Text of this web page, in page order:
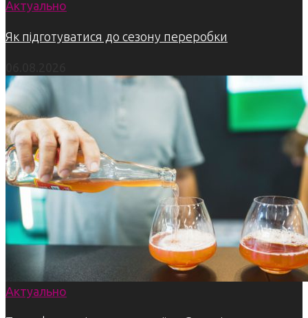
Актуально
Як підготуватися до сезону переробки
Актуально